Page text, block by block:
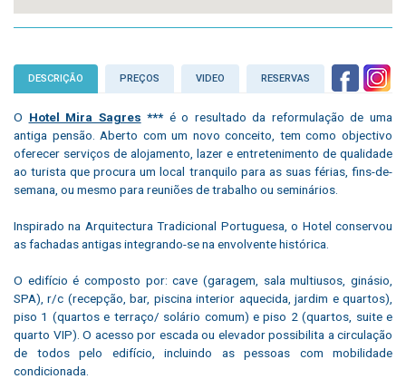
DESCRIÇÃO PREÇOS VIDEO RESERVAS
O Hotel Mira Sagres *** é o resultado da reformulação de uma
antiga pensão. Aberto com um novo conceito, tem como objectivo
oferecer serviços de alojamento, lazer e entretenimento de qualidade
ao turista que procura um local tranquilo para as suas férias, fins-de-
semana, ou mesmo para reuniões de trabalho ou seminários.
Inspirado na Arquitectura Tradicional Portuguesa, o Hotel conservou
as fachadas antigas integrando-se na envolvente histórica.
O edifício é composto por: cave (garagem, sala multiusos, ginásio,
SPA), r/c (recepção, bar, piscina interior aquecida, jardim e quartos),
piso 1 (quartos e terraço/ solário comum) e piso 2 (quartos, suite e
quarto VIP). O acesso por escada ou elevador possibilita a circulação
de todos pelo edifício, incluindo as pessoas com mobilidade
condicionada.